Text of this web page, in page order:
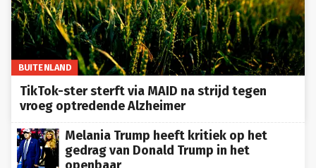
BUITENLAND
TikTok-ster sterft via MAID na strijd tegen
vroeg optredende Alzheimer
Melania Trump heeft kritiek op het
gedrag van Donald Trump in het
openbaar